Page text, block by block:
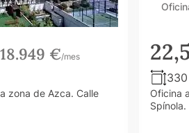
18.949 €/mes
zona de Azca. Calle
Oficina
Spínola.